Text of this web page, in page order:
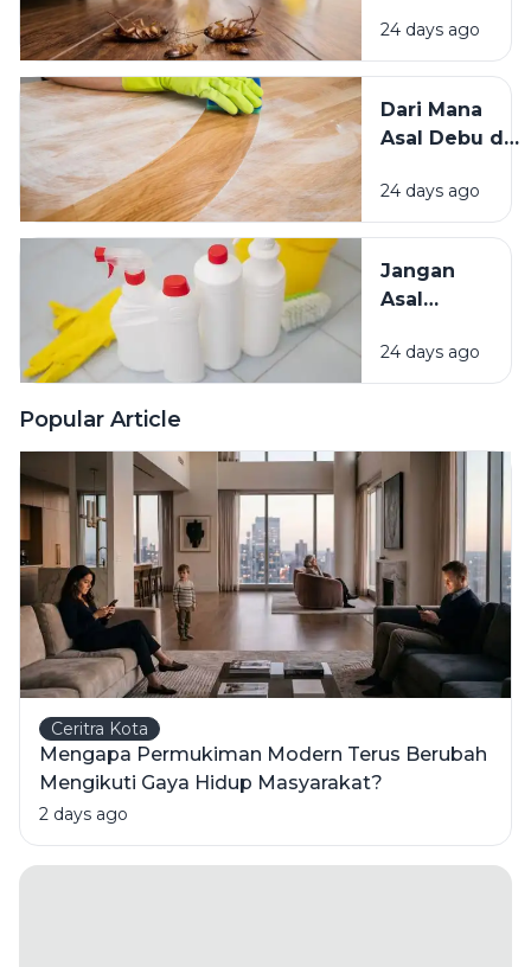
Mengundang
Kecoak,
Hama
Lainnya Ke
24 days ago
Dari Mana
Asal Debu di
Kenali
Penyebab
Mengatasinya
24 days ago
Jangan
Asal
Bahan
Pembersih
24 days ago
Popular Article
Ceritra Kota
Mengapa Permukiman Modern Terus Berubah
Mengikuti Gaya Hidup Masyarakat?
2 days ago